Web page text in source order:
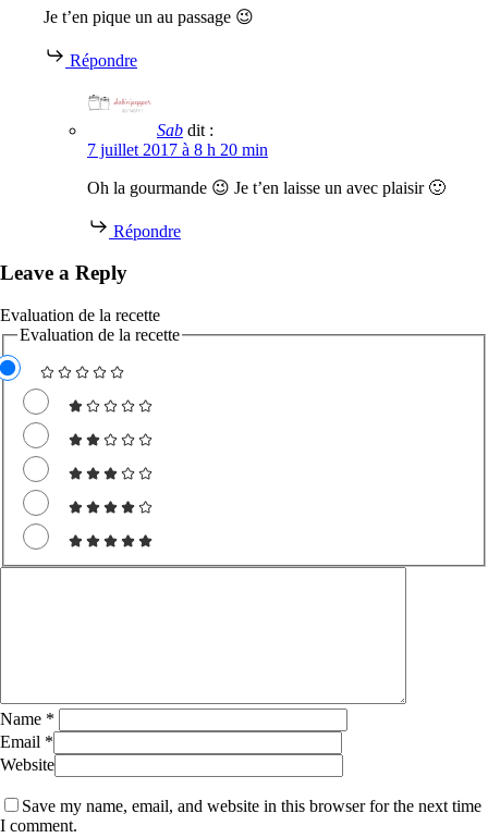
Je t’en pique un au passage 😉
Répondre
Sab dit :
7 juillet 2017 à 8 h 20 min
Oh la gourmande 😉 Je t’en laisse un avec plaisir 🙂
Répondre
Leave a Reply
Evaluation de la recette
Evaluation de la recette
Name *
Email *
Website
Save my name, email, and website in this browser for the next time
I comment.